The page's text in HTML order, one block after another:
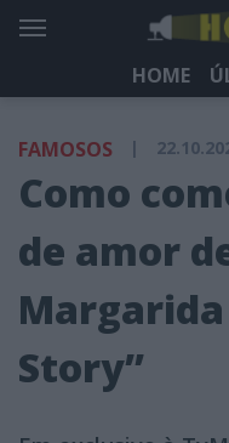
HOME
FAMOSOS |
Como
de amor
Margarida
Story”